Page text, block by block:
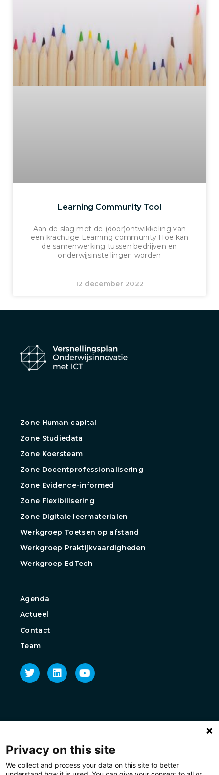
Learning Community Tool
Aan de slag met de (door)ontwikkeling van
een krachtige Learning community Hoe kan
de samenwerking tussen bedrijven en
onderwijsinstellingen worden
12 december 2022
Zone Human capital
Zone Studiedata
Zone Koersteam
Zone Docentprofessionalisering
Zone Evidence-informed
Zone Flexibilisering
Zone Digitale leermaterialen
Werkgroep Toetsen op afstand
Werkgroep Praktijkvaardigheden
Werkgroep EdTech
Agenda
Actueel
Contact
Team
Privacy on this site
We collect and process your data on this site to better